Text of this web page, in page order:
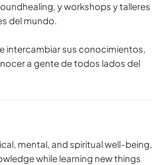
y workshops y talleres
del mundo.
intercambiar sus conocimientos,
a gente de todos lados del
mental, and spiritual well-being,
while learning new things